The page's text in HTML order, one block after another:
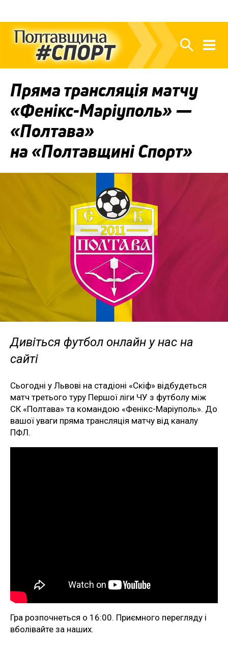
Пряма трансляція матчу
«Фенікс-Маріуполь» —
«Полтава»
на «Полтавщині Спорт»
Дивіться футбол онлайн у нас на
сайті
Сьогодні у Львові на стадіоні «Скіф» відбудеться
матч третього туру Першої ліги ЧУ з футболу між
СК «Полтава» та командою «Фенікс-Маріуполь». До
вашої уваги пряма трансляція матчу від каналу
ПФЛ.
Гра розпочнеться о 16:00. Приємного перегляду і
вболівайте за наших.